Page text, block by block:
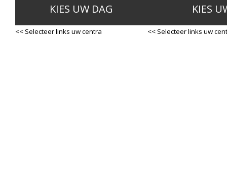
KIES UW DAG
<< Selecteer links uw centra
KIES
<< Selecteer links uw